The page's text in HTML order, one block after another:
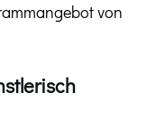
von